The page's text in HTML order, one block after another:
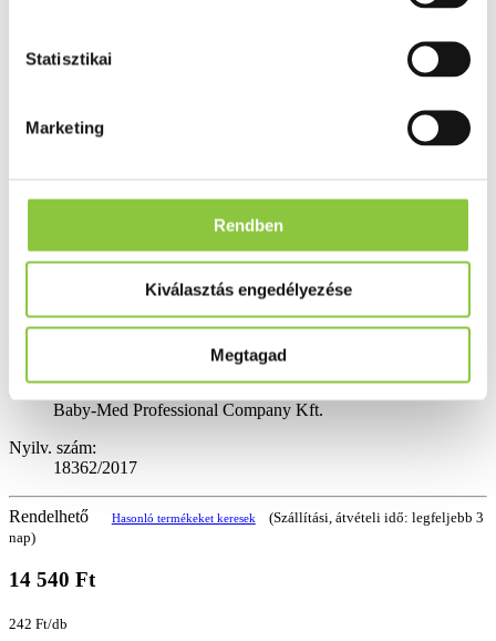
Statisztikai
Marketing
Rendben
Kiválasztás engedélyezése
Megtagad
szervezetük és annak raktárkészlete a lehető legjobban fel legyen töltve a
szervezet építőköveivel – ásványi anyagokkal, nyomelemekkel és a
vitaminokkal, valamint azoknak akik már babát várnak, egészen a
várandósság első 12 hetében, azaz első trimeszterében.
Forgalmazó:
Baby-Med Professional Company Kft.
Nyilv. szám:
18362/2017
Rendelhető Hasonló termékeket keresek
(Szállítási, átvételi idő: legfeljebb 3
nap)
14 540 Ft
242 Ft/db